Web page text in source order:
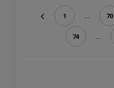
1 ... 70
74 ...